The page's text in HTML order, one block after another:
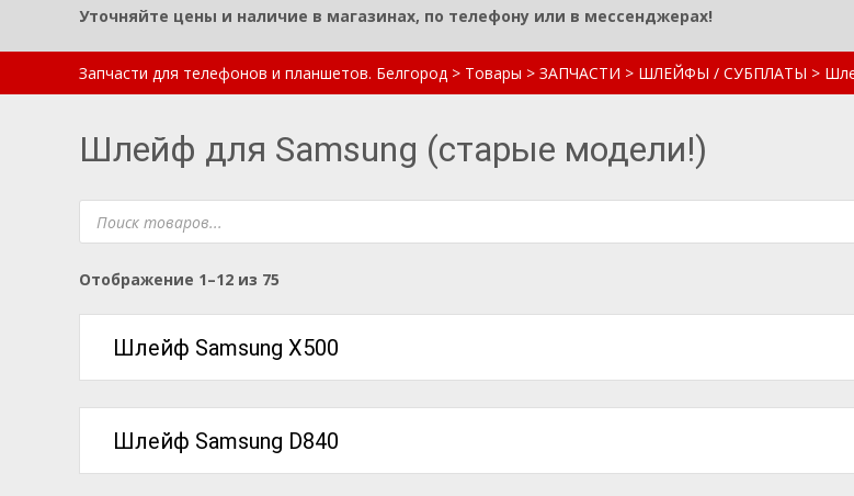
Уточняйте цены и наличие в магазинах, по телефону или в мессенджерах!
Запчасти для телефонов и планшетов. Белгород > Товары > ЗАПЧАСТИ > ШЛЕЙФЫ / СУБПЛАТЫ >
Шлейф для Samsung (старые модели!)
Поиск
товаров
Отображение 1–12 из 75
Шлейф Samsung D840
Шлейф Samsung X500